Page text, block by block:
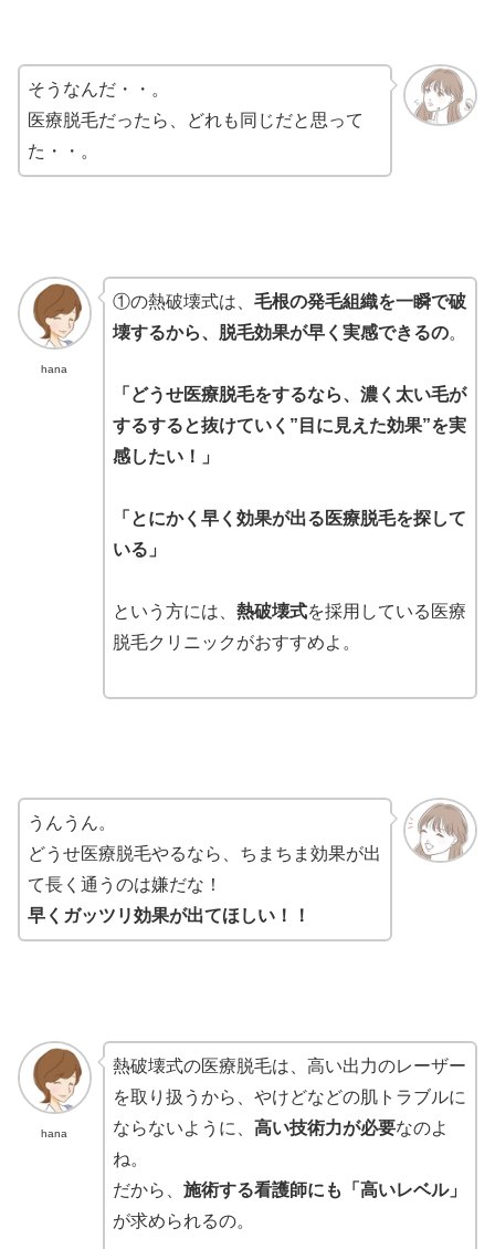
そうなんだ・・。
医療脱毛だったら、どれも同じだと思って
た・・。
hana
①の熱破壊式は、 毛根の発毛組織を一瞬で破
壊するから、脱毛効果が早く実感できるの。
「どうせ医療脱毛をするなら、濃く太い毛が
するすると抜けていく”目に見えた効果”を実
感したい！」
「とにかく早く効果が出る医療脱毛を探して
いる」
という方には、 熱破壊式を採用している医療
脱毛クリニックがおすすめよ。
うんうん。
どうせ医療脱毛やるなら、ちまちま効果が出
て長く通うのは嫌だな！
早くガッツリ効果が出てほしい！！
hana
熱破壊式の医療脱毛は、高い出力のレーザー
を取り扱うから、やけどなどの肌トラブルに
ならないように、 高い技術力が必要なのよ
ね。
だから、 施術する看護師にも「高いレベル」
が求められるの。